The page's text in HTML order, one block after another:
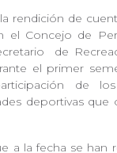
rendición de
el Concejo de
de
el primer
de
deportivas que
a la fecha se han